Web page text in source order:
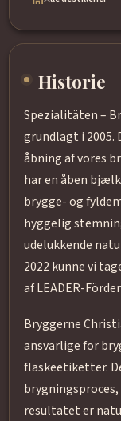
Historie
Spezialitäten –
grundlagt i 2005.
åbning af vores
har en åben
brygge- og
hyggelig
udelukkende
2022 kunne vi
af LEADER-
Bryggerne
ansvarlige for
flaskeetiketter.
resultatet er